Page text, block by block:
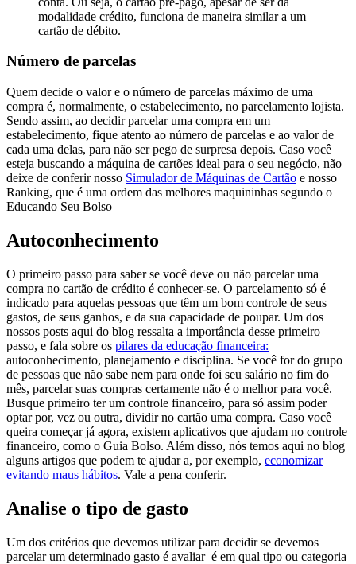
modalidade crédito, funciona de maneira similar a um
cartão de débito.
Número de parcelas
Quem decide o valor e o número de parcelas máximo de uma
compra é, normalmente, o estabelecimento, no parcelamento lojista.
Sendo assim, ao decidir parcelar uma compra em um
estabelecimento, fique atento ao número de parcelas e ao valor de
cada uma delas, para não ser pego de surpresa depois. Caso você
esteja buscando a máquina de cartões ideal para o seu negócio, não
deixe de conferir nosso Simulador de Máquinas de Cartão e nosso
Ranking, que é uma ordem das melhores maquininhas segundo o
Educando Seu Bolso
Autoconhecimento
O primeiro passo para saber se você deve ou não parcelar uma
compra no cartão de crédito é conhecer-se. O parcelamento só é
indicado para aquelas pessoas que têm um bom controle de seus
gastos, de seus ganhos, e da sua capacidade de poupar. Um dos
nossos posts aqui do blog ressalta a importância desse primeiro
passo, e fala sobre os pilares da educação financeira:
autoconhecimento, planejamento e disciplina. Se você for do grupo
de pessoas que não sabe nem para onde foi seu salário no fim do
mês, parcelar suas compras certamente não é o melhor para você.
Busque primeiro ter um controle financeiro, para só assim poder
optar por, vez ou outra, dividir no cartão uma compra. Caso você
queira começar já agora, existem aplicativos que ajudam no controle
financeiro, como o Guia Bolso. Além disso, nós temos aqui no blog
alguns artigos que podem te ajudar a, por exemplo, economizar
evitando maus hábitos. Vale a pena conferir.
Analise o tipo de gasto
Um dos critérios que devemos utilizar para decidir se devemos
parcelar um determinado gasto é avaliar é em qual tipo ou categoria